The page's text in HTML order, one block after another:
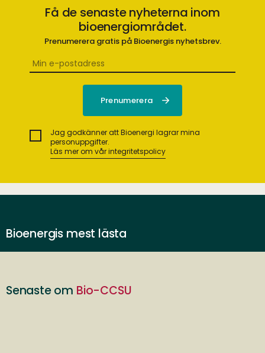
Få de senaste nyheterna inom
bioenergiområdet.
Prenumerera gratis på Bioenergis nyhetsbrev.
Jag godkänner att Bioenergi lagrar mina
personuppgifter.
Läs mer om vår integritetspolicy
Bioenergis mest lästa
Senaste om Bio-CCSU